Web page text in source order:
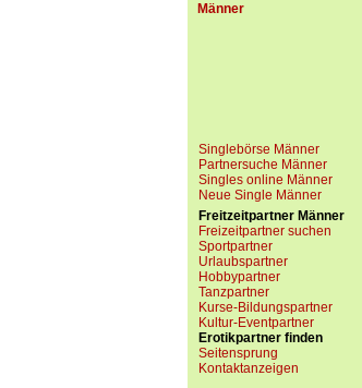
Männer
Singlebörse Männer
Partnersuche Männer
Singles online Männer
Neue Single Männer
Freitzeitpartner Männer
Freizeitpartner suchen
Sportpartner
Urlaubspartner
Hobbypartner
Tanzpartner
Kurse-Bildungspartner
Kultur-Eventpartner
Erotikpartner finden
Seitensprung
Kontaktanzeigen